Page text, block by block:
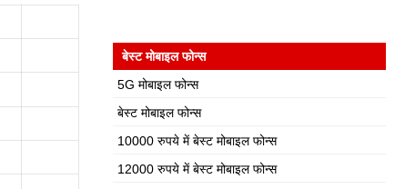
बेस्ट मोबाइल फोन्स
5G मोबाइल फोन्स
बेस्ट मोबाइल फोन्स
10000 रुपये में बेस्ट मोबाइल फोन्स
12000 रुपये में बेस्ट मोबाइल फोन्स